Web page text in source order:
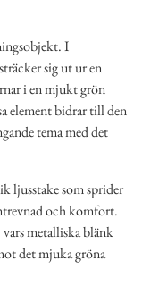
I
sig ut ur en
i en mjukt grön
element bidrar till den
tema med det
ljusstake som sprider
och komfort.
metalliska blänk
det mjuka gröna